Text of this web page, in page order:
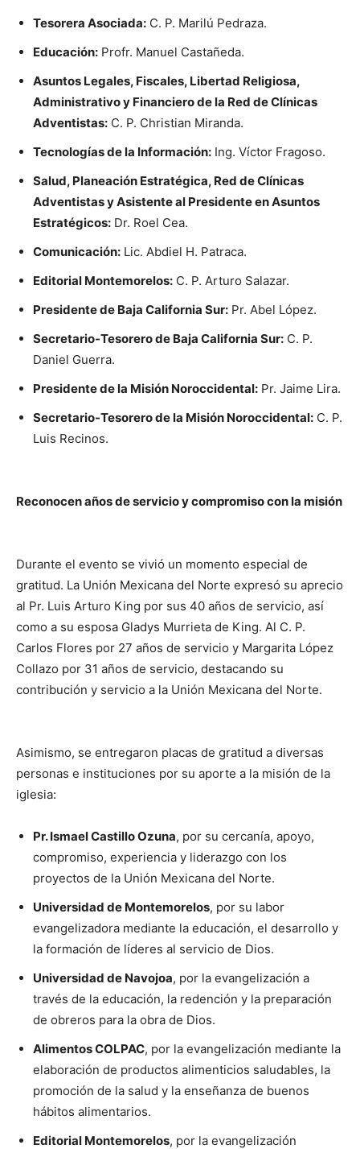
Tesorera Asociada: C. P. Marilú Pedraza.
Educación: Profr. Manuel Castañeda.
Asuntos Legales, Fiscales, Libertad Religiosa,
Administrativo y Financiero de la Red de Clínicas
Adventistas: C. P. Christian Miranda.
Tecnologías de la Información: Ing. Víctor Fragoso.
Salud, Planeación Estratégica, Red de Clínicas
Adventistas y Asistente al Presidente en Asuntos
Estratégicos: Dr. Roel Cea.
Comunicación: Lic. Abdiel H. Patraca.
Editorial Montemorelos: C. P. Arturo Salazar.
Presidente de Baja California Sur: Pr. Abel López.
Secretario-Tesorero de Baja California Sur: C. P.
Daniel Guerra.
Presidente de la Misión Noroccidental: Pr. Jaime Lira.
Secretario-Tesorero de la Misión Noroccidental: C. P.
Luis Recinos.
Reconocen años de servicio y compromiso con la misión
Durante el evento se vivió un momento especial de
gratitud. La Unión Mexicana del Norte expresó su aprecio
al Pr. Luis Arturo King por sus 40 años de servicio, así
como a su esposa Gladys Murrieta de King. Al C. P.
Carlos Flores por 27 años de servicio y Margarita López
Collazo por 31 años de servicio, destacando su
contribución y servicio a la Unión Mexicana del Norte.
Asimismo, se entregaron placas de gratitud a diversas
personas e instituciones por su aporte a la misión de la
iglesia:
Pr. Ismael Castillo Ozuna, por su cercanía, apoyo,
compromiso, experiencia y liderazgo con los
proyectos de la Unión Mexicana del Norte.
Universidad de Montemorelos, por su labor
evangelizadora mediante la educación, el desarrollo y
la formación de líderes al servicio de Dios.
Universidad de Navojoa, por la evangelización a
través de la educación, la redención y la preparación
de obreros para la obra de Dios.
Alimentos COLPAC, por la evangelización mediante la
elaboración de productos alimenticios saludables, la
promoción de la salud y la enseñanza de buenos
hábitos alimentarios.
Editorial Montemorelos, por la evangelización